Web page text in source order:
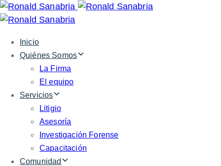
Skip
links
Skip
to
navigation
Skip
Inicio
Quiénes Somos
La Firma
El equipo
Servicios
Litigio
Asesoría
Investigación Forense
Capacitación
Comunidad